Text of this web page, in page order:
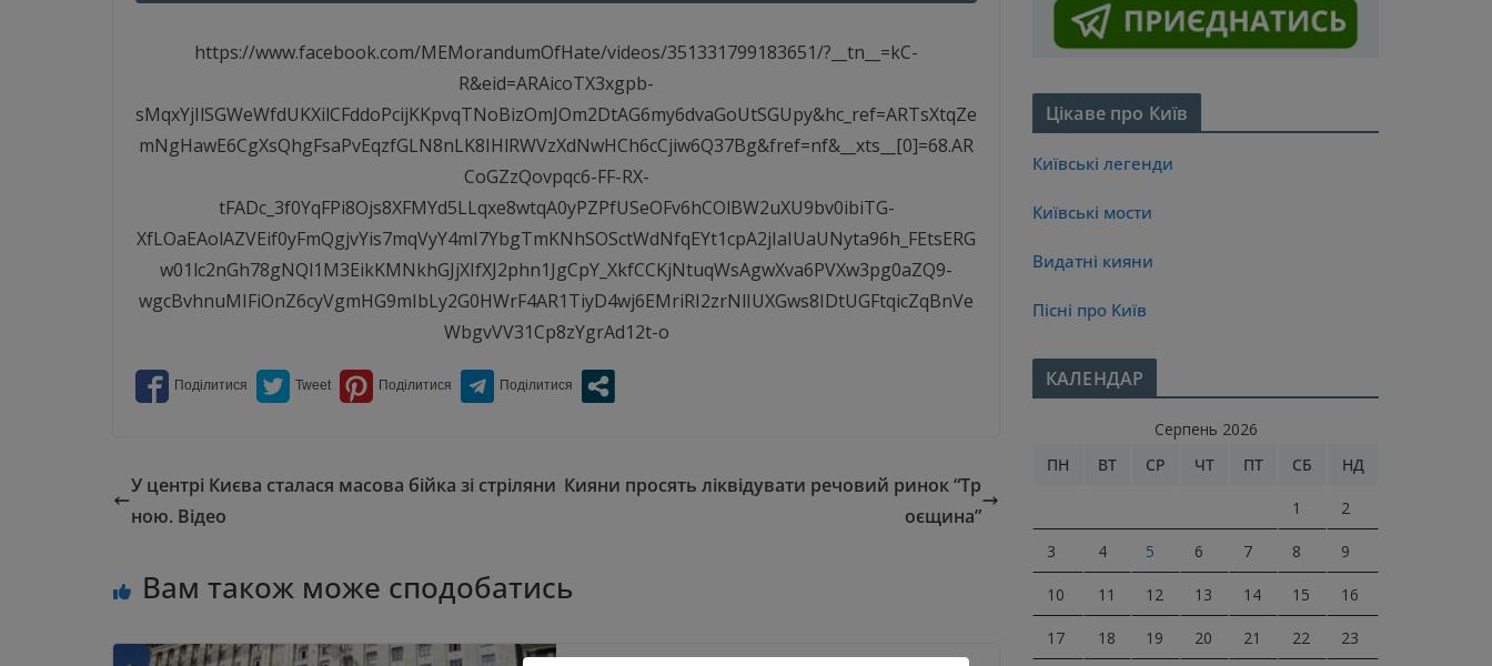
https://www.facebook.com/MEMorandumOfHate/videos/351331799183651/?__tn__=kC-
R&eid=ARAicoTX3xgpb-
sMqxYjIlSGWeWfdUKXilCFddoPcijKKpvqTNoBizOmJOm2DtAG6my6dvaGoUtSGUpy&hc_ref=ARTsXtqZe
mNgHawE6CgXsQhgFsaPvEqzfGLN8nLK8IHlRWVzXdNwHCh6cCjiw6Q37Bg&fref=nf&__xts__[0]=68.AR
CoGZzQovpqc6-FF-RX-
tFADc_3f0YqFPi8Ojs8XFMYd5LLqxe8wtqA0yPZPfUSeOFv6hCOlBW2uXU9bv0ibiTG-
XfLOaEAolAZVEif0yFmQgjvYis7mqVyY4mI7YbgTmKNhSOSctWdNfqEYt1cpA2jIaIUaUNyta96h_FEtsERG
w01lc2nGh78gNQl1M3EikKMNkhGJjXIfXJ2phn1JgCpY_XkfCCKjNtuqWsAgwXva6PVXw3pg0aZQ9-
wgcBvhnuMIFiOnZ6cyVgmHG9mIbLy2G0HWrF4AR1TiyD4wj6EMriRI2zrNlIUXGws8IDtUGFtqicZqBnVe
WbgvVV31Cp8zYgrAd12t-o
У центрі Києва сталася масова бійка зі стріляни
ною. Відео
Кияни просять ліквідувати речовий ринок “Тр
оєщина”
Вам також може сподобатись
Цікаве про Київ
Київські легенди
Київські мости
Видатні кияни
Пісні про Київ
КАЛЕНДАР
Серпень 2026
ПН
ВТ СР ЧТ ПТ СБ НД
1 2
3 4 5 6 7 8 9
10 11 12 13 14 15 16
17 18 19 20 21 22 23